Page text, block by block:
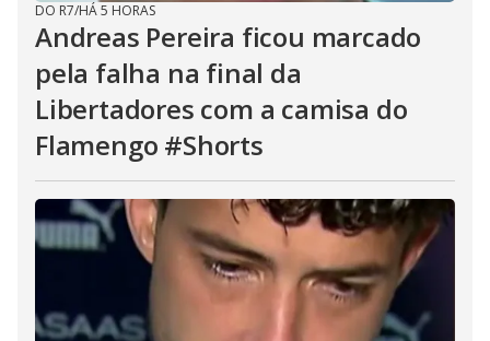
DO R7/HÁ 5 HORAS
Andreas Pereira ficou marcado
pela falha na final da
Libertadores com a camisa do
Flamengo #Shorts